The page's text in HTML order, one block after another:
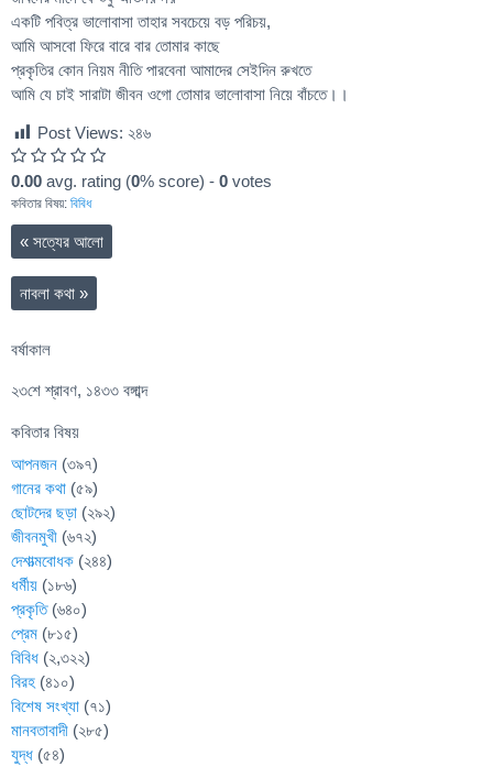
একটি পবিত্র ভালোবাসা তাহার সবচেয়ে বড় পরিচয়,
আমি আসবো ফিরে বারে বার তোমার কাছে
প্রকৃতির কোন নিয়ম নীতি পারবেনা আমাদের সেইদিন রুখতে
আমি যে চাই সারাটা জীবন ওগো তোমার ভালোবাসা নিয়ে বাঁচতে।।
Post Views: ২৪৬
0.00 avg. rating (0% score) - 0 votes
কবিতার বিষয়: বিবিধ
« সত্যের আলো
নাবলা কথা »
বর্ষাকাল
২৩শে শ্রাবণ, ১৪৩৩ বঙ্গাব্দ
কবিতার বিষয়
আপনজন (৩৯৭)
গানের কথা (৫৯)
ছোটদের ছড়া (২৯২)
জীবনমুখী (৬৭২)
দেশাত্মবোধক (২৪৪)
ধর্মীয় (১৮৬)
প্রকৃতি(৬৪০)
প্রেম (৮১৫)
বিবিধ (২,৩২২)
বিরহ (৪১০)
বিশেষ সংখ্যা (৭১)
মানবতাবাদী (২৮৫)
যুদ্ধ (৫৪)